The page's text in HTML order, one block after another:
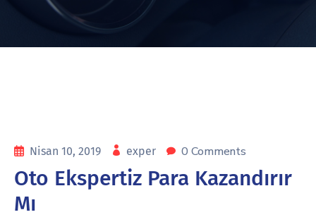
Nisan 10, 2019 exper 0 Comments
Oto Ekspertiz Para Kazandırır
Mı